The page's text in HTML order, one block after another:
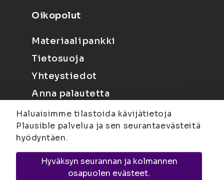
Oikopolut
Materiaalipankki
Tietosuoja
Yhteystiedot
Anna palautetta
Joensuu
Suvantokatu 6, 80100 Joensuu |
Haluaisimme tilastoida kävijätietoja
Plausible palvelua ja sen seurantaevästeitä
hyödyntäen.
Hyväksyn seurannan ja kolmannen
osapuolen evästeet.